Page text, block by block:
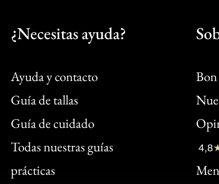
¿Necesitas ayuda?
Ayuda y contacto
Guía de tallas
Guía de cuidado
Todas nuestras guías
prácticas
Bon
Clic
Bon
4,8